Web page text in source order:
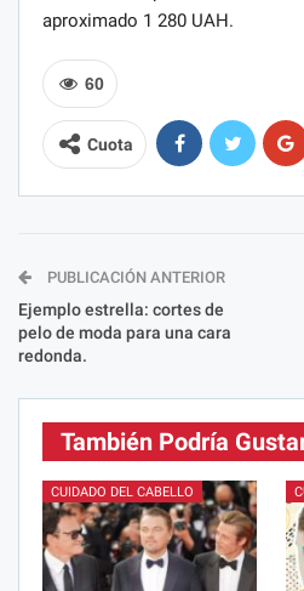
aproximado 1 280 UAH.
60
Cuota
PUBLICACIÓN ANTERIOR
Ejemplo estrella: cortes de
pelo de moda para una cara
redonda.
También Podría
CUIDADO DEL CABELLO